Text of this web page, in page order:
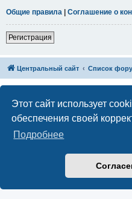
Этот сайт использует
обеспечения своей
Подробнее
Общие правила | Соглашение о
Регистрация
Центральный сайт Список
Русская